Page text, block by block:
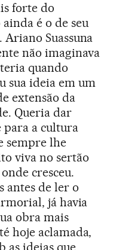
forte do
é o de seu
Suassuna
não imaginava
quando
sua ideia em um
extensão da
Queria dar
a cultura
sempre lhe
viva no sertão
cresceu.
antes de ler o
já havia
obra mais
hoje aclamada,
as ideias que